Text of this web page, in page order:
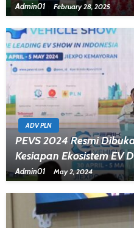
Admin01 February 28, 2025
ADV PLN
PEVS 2024 Resmi
Kesiapan Ekosistem EV
Admin01 May 2, 2024